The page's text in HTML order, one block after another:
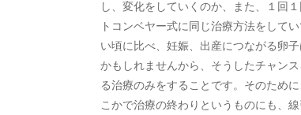
し、変化をしていくのか、また、１回
トコンベヤー式に同じ治療方法を
い頃に比べ、妊娠、出産につながる卵
かもしれませんから、そうしたチャン
る治療のみをすることです。そのため
こかで治療の終わりというものにも、